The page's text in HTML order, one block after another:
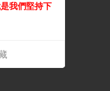
我們堅持下